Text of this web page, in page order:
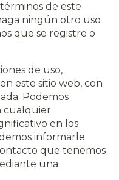
de este
ningún otro uso
que se registre o
de uso,
este sitio web, con
Podemos
cualquier
en los
informarle
que tenemos
una